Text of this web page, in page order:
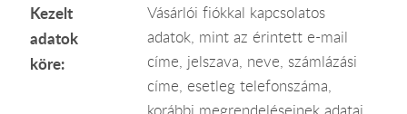
Kezelt
adatok
köre:
Vásárlói fiókkal kapcsolatos
adatok, mint az érintett e-mail
címe, jelszava, neve, számlázási
címe, esetleg telefonszáma,